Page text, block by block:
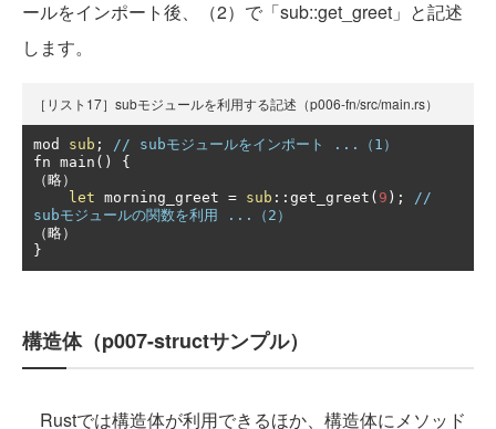
ールをインポート後、（2）で「sub::get_greet」と記述
します。
［リスト17］subモジュールを利用する記述（p006-fn/src/main.rs）
mod sub ;
// subモジュールをインポート ...（1）
fn main ()
{
（略）
let morning_greet = sub :: get_greet ( 9 );
//
subモジュールの関数を利用 ...（2）
（略）
}
構造体（p007-structサンプル）
Rustでは構造体が利用できるほか、構造体にメソッド